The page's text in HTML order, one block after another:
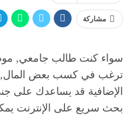
مشاركة
سواء كنت طالب جامعي,
ترغب في كسب بعض المال,
الإضافية قد يساعدك على
بحث سريع على الإنترنت